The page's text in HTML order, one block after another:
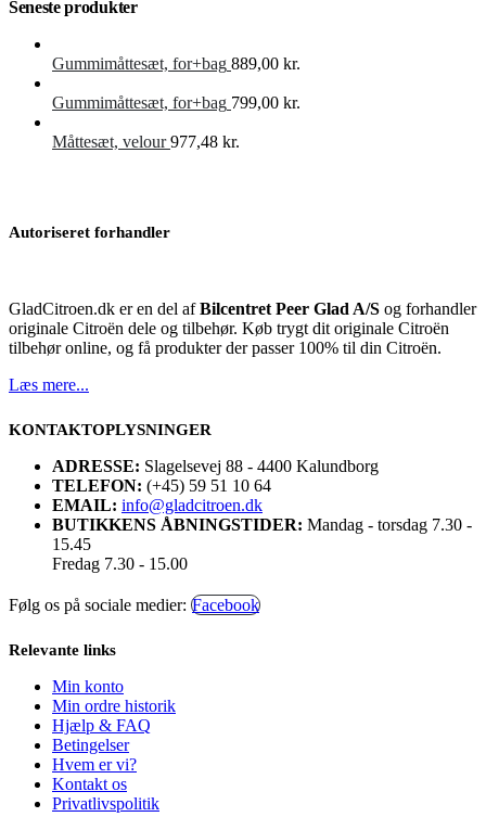
Seneste produkter
Gummimåttesæt, for+bag 889,00 kr.
Gummimåttesæt, for+bag 799,00 kr.
Måttesæt, velour 977,48 kr.
Autoriseret forhandler
GladCitroen.dk er en del afBilcentret Peer Glad A/S og forhandler
originale Citroën dele og tilbehør. Køb trygt dit originale Citroën
tilbehør online, og få produkter der passer 100% til din Citroën.
Læs mere...
KONTAKTOPLYSNINGER
ADRESSE: Slagelsevej 88 - 4400 Kalundborg
TELEFON: (+45) 59 51 10 64
EMAIL: info@gladcitroen.dk
BUTIKKENS ÅBNINGSTIDER: Mandag - torsdag 7.30 -
15.45
Fredag 7.30 - 15.00
Følg os på sociale medier: Facebook
Relevante links
Min konto
Min ordre historik
Hjælp & FAQ
Betingelser
Hvem er vi?
Kontakt os
Privatlivspolitik